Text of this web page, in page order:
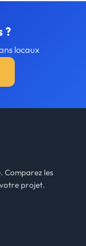
?
locaux
Comparez les
projet.